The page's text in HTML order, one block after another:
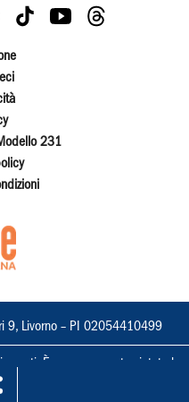
231
9, Livorno – PI 02054410499
È espressamente vietata la
l'adattamento totale o parziale.